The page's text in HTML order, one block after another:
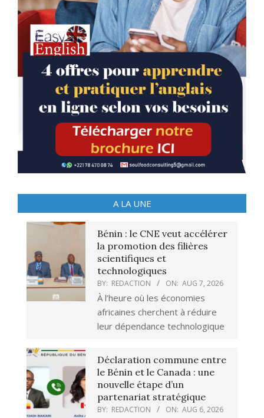
A LA UNE
Bénin : le CNE veut accélérer
la promotion des filières
scientifiques et
technologiques
BY: REDACTION ON: AUG 7, 2026
À l’heure où les économies
africaines cherchent à réduire
leur dépendance technologique
Déclaration commune entre
le Bénin et le Canada : une
nouvelle étape d’un
partenariat stratégique
BY: REDACTION ON: AUG 6, 2026